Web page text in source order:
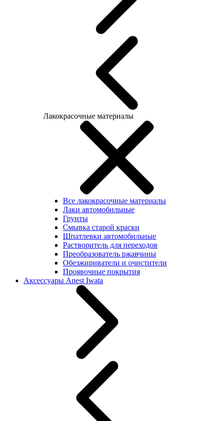
Лакокрасочные материалы
Все лакокрасочные материалы
Лаки автомобильные
Грунты
Смывка старой краски
Шпатлевки автомобильные
Растворитель для переходов
Преобразователь ржавчины
Обезжириватели и очистители
Проявочные покрытия
Аксессуары Anest Iwata